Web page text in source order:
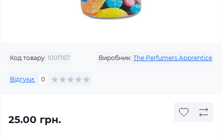
Код товару: 1001767 Виробник: The Perfumers Apprentice
Відгуки: 0
25.00 грн.